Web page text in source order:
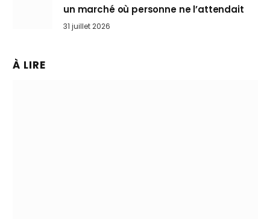
un marché où personne ne l’attendait
31 juillet 2026
À LIRE